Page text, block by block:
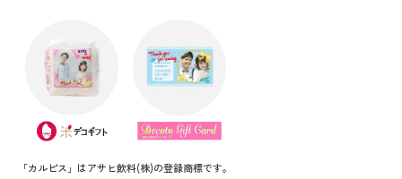
「カルピス」はアサヒ飲料(株)の登録商標です。